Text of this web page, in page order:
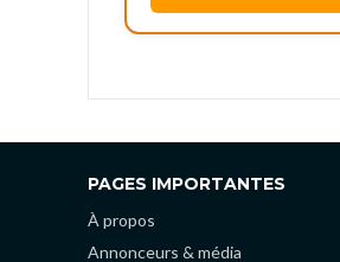
PAGES IMPORTANTES
À propos
Annonceurs & média